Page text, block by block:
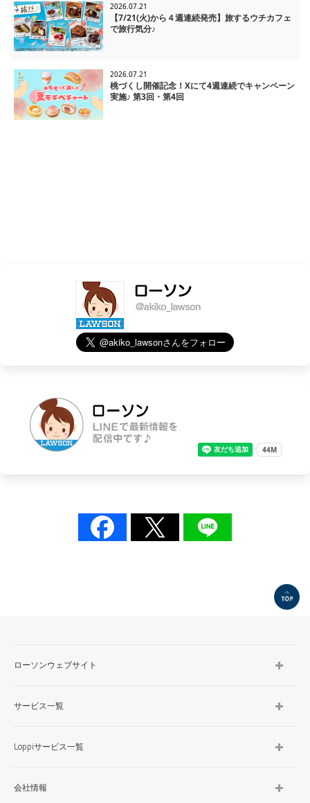
2026.07.21
【7/21(火)から４週連続発売】旅するウチカフェ
で旅行気分♪
2026.07.21
桃づくし開催記念！Xにて4週連続でキャンペーン
実施♪ 第3回・第4回
ローソンウェブサイト
サービス一覧
Loppiサービス一覧
会社情報